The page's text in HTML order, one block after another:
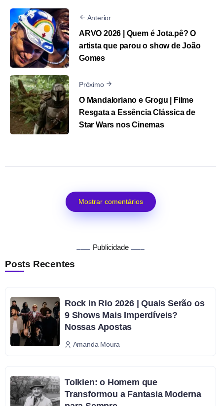
Anterior
ARVO 2026 | Quem é Jota.pê? O
artista que parou o show de João
Gomes
Próximo
O Mandaloriano e Grogu | Filme
Resgata a Essência Clássica de
Star Wars nos Cinemas
Mostrar comentários
Publicidade
Posts Recentes
Rock in Rio 2026 | Quais Serão os
9 Shows Mais Imperdíveis?
Nossas Apostas
Amanda Moura
Tolkien: o Homem que
Transformou a Fantasia Moderna